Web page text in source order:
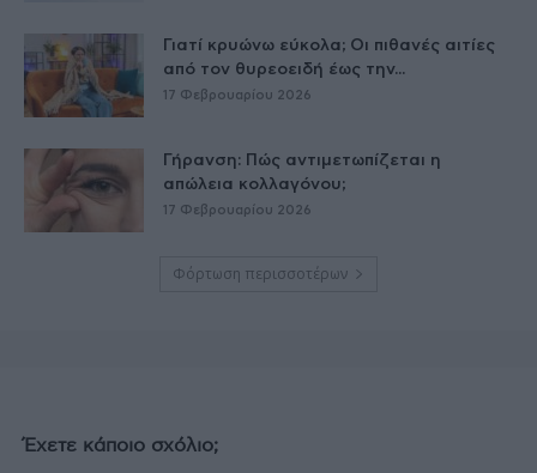
Γιατί κρυώνω εύκολα; Οι πιθανές αιτίες
από τον θυρεοειδή έως την...
17 Φεβρουαρίου 2026
Γήρανση: Πώς αντιμετωπίζεται η
απώλεια κολλαγόνου;
17 Φεβρουαρίου 2026
Φόρτωση περισσοτέρων
Έχετε κάποιο σχόλιο;